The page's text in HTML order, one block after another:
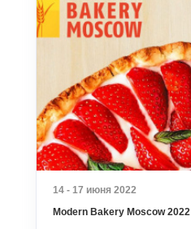
14 - 17 июня 2022
Modern Bakery Moscow 2022